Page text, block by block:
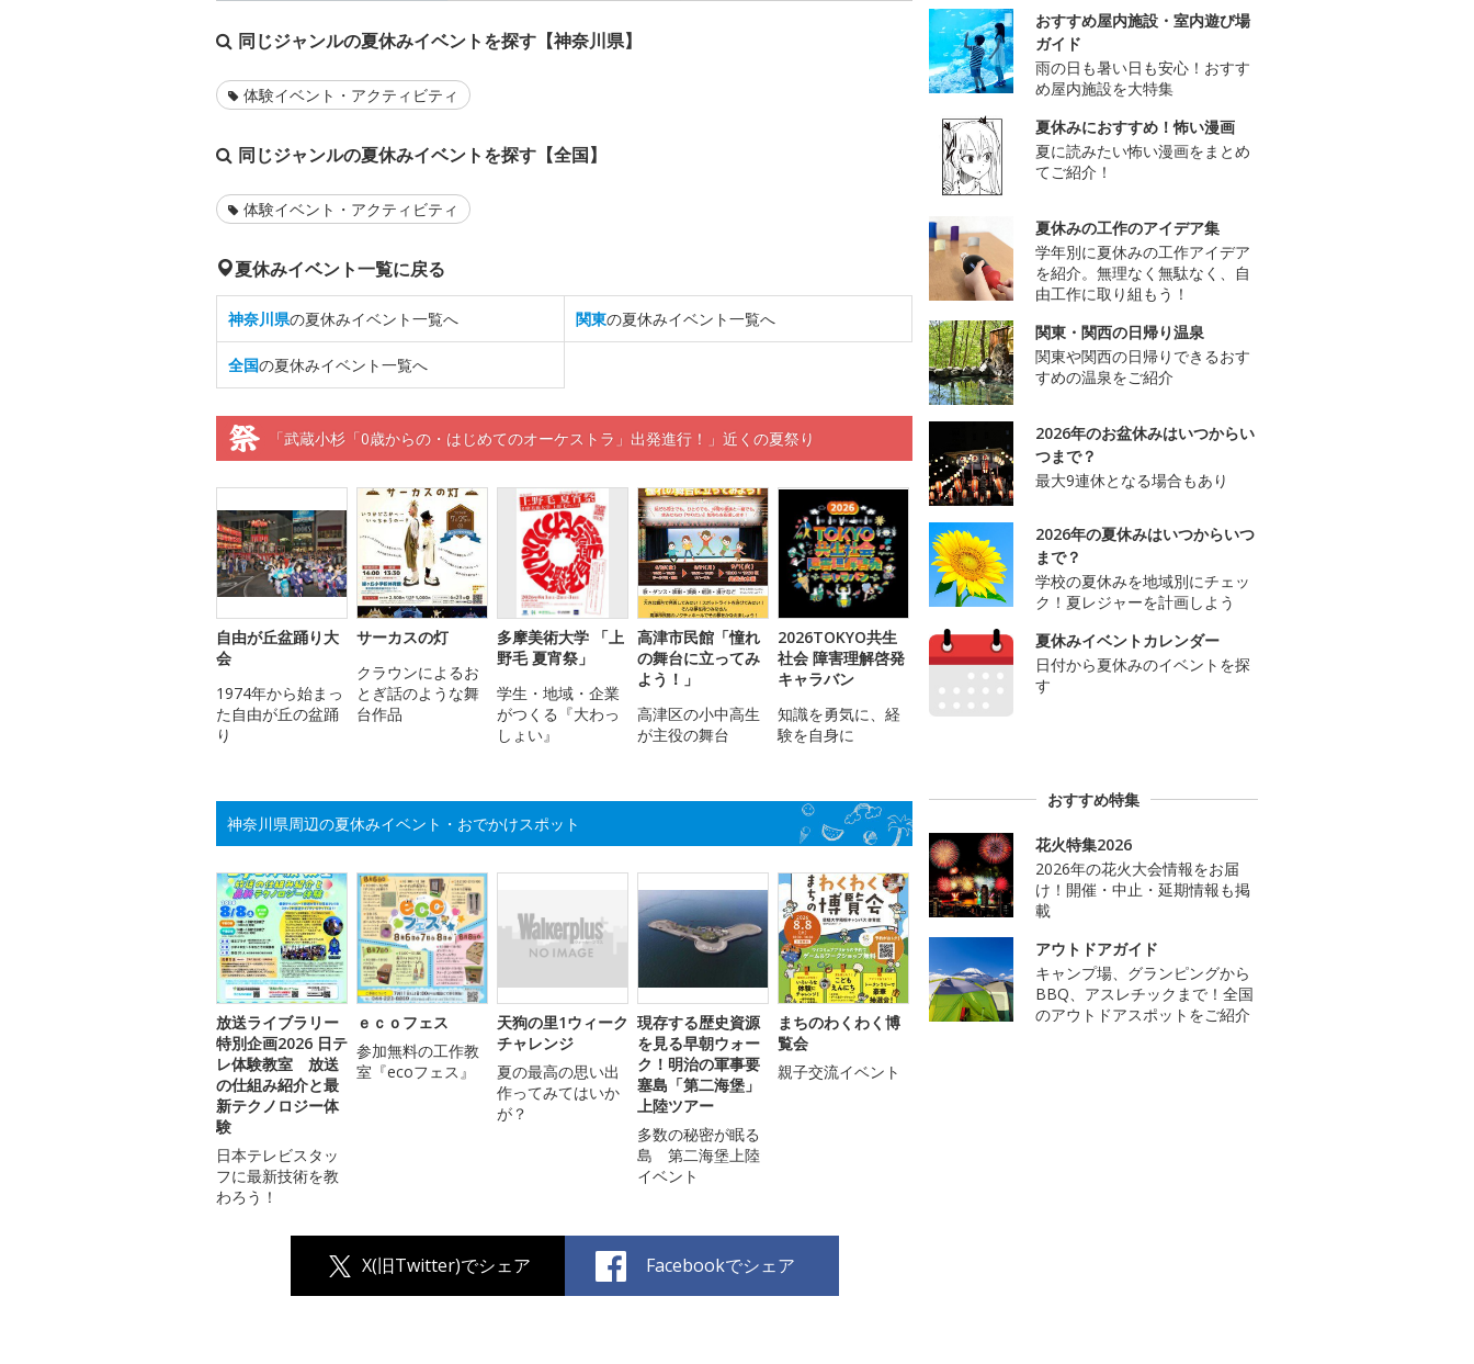
同じジャンルの夏休みイベントを探す【神奈川県】
体験イベント・アクティビティ
同じジャンルの夏休みイベントを探す【全国】
体験イベント・アクティビティ
夏休みイベント一覧に戻る
神奈川県の夏休みイベント一覧へ 関東の夏休みイベント一覧へ
全国の夏休みイベント一覧へ
「武蔵小杉「0歳からの・はじめてのオーケストラ」出発進行！」近くの夏祭り
自由が丘盆踊り大
会
1974年から始まっ
た自由が丘の盆踊
り
サーカスの灯
クラウンによるお
とぎ話のような舞
台作品
多摩美術大学 「上
野毛 夏宵祭」
学生・地域・企業
がつくる『大わっ
しょい』
高津市民館「憧れ
の舞台に立ってみ
よう！」
高津区の小中高生
が主役の舞台
2026TOKYO共生
社会 障害理解啓発
キャラバン
知識を勇気に、経
験を自身に
神奈川県周辺の夏休みイベント・おでかけスポット
放送ライブラリー
特別企画2026 日テ
レ体験教室 放送
の仕組み紹介と最
新テクノロジー体
験
日本テレビスタッ
フに最新技術を教
わろう！
ｅｃｏフェス
参加無料の工作教
室『ecoフェス』
天狗の里1ウィーク
チャレンジ
夏の最高の思い出
作ってみてはいか
が？
現存する歴史資源
を見る早朝ウォー
ク！明治の軍事要
塞島「第二海堡」
上陸ツアー
多数の秘密が眠る
島 第二海堡上陸
イベント
まちのわくわく博
覧会
親子交流イベント
X(旧Twitter)でシェア Facebookでシェア
おすすめ屋内施設・室内遊び場
ガイド
雨の日も暑い日も安心！おすす
め屋内施設を大特集
夏休みにおすすめ！怖い漫画
夏に読みたい怖い漫画をまとめ
てご紹介！
夏休みの工作のアイデア集
学年別に夏休みの工作アイデア
を紹介。無理なく無駄なく、自
由工作に取り組もう！
関東・関西の日帰り温泉
関東や関西の日帰りできるおす
すめの温泉をご紹介
2026年のお盆休みはいつからい
つまで？
最大9連休となる場合もあり
2026年の夏休みはいつからいつ
まで？
学校の夏休みを地域別にチェッ
ク！夏レジャーを計画しよう
夏休みイベントカレンダー
日付から夏休みのイベントを探
す
おすすめ特集
花火特集2026
2026年の花火大会情報をお届
け！開催・中止・延期情報も掲
載
アウトドアガイド
キャンプ場、グランピングから
BBQ、アスレチックまで！全国
のアウトドアスポットをご紹介